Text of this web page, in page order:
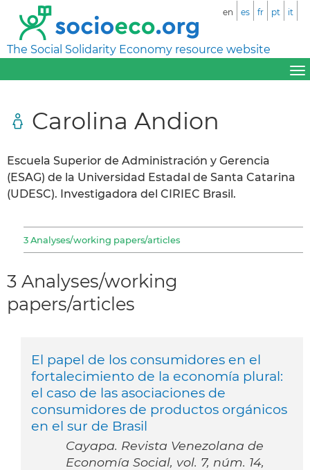
The Social Solidarity Economy resource website
en es fr pt it
Carolina Andion
Escuela Superior de Administración y Gerencia
(ESAG) de la Universidad Estadal de Santa Catarina
(UDESC). Investigadora del CIRIEC Brasil.
3 Analyses/working papers/articles
3 Analyses/working
papers/articles
El papel de los consumidores en el
fortalecimiento de la economía plural:
el caso de las asociaciones de
consumidores de productos orgánicos
en el sur de Brasil
Cayapa. Revista Venezolana de
Economía Social, vol. 7, núm. 14,